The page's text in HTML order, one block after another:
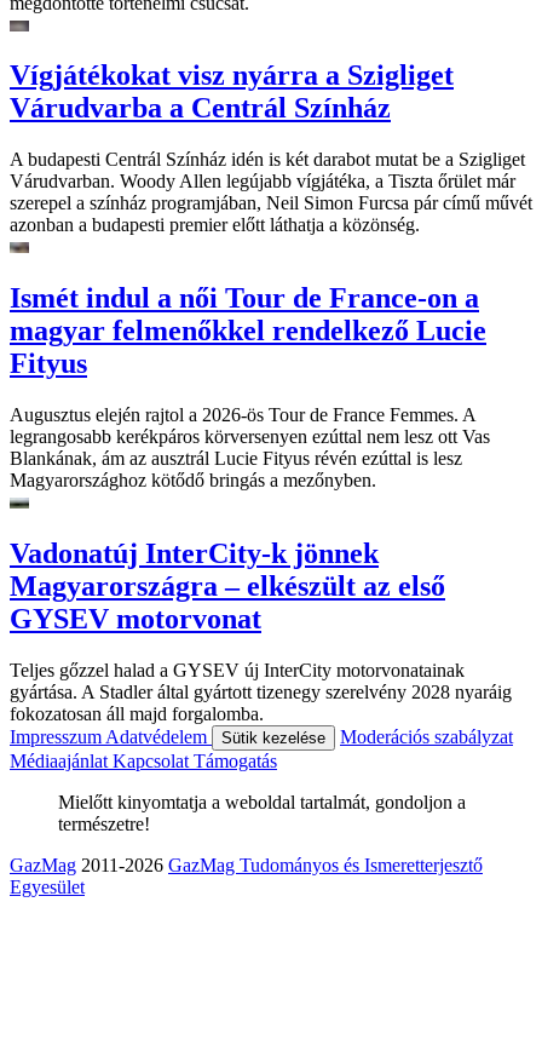
Vígjátékokat visz nyárra a Szigliget
Várudvarba a Centrál Színház
A budapesti Centrál Színház idén is két darabot mutat be a Szigliget
Várudvarban. Woody Allen legújabb vígjátéka, a Tiszta őrület már
szerepel a színház programjában, Neil Simon Furcsa pár című művét
azonban a budapesti premier előtt láthatja a közönség.
Ismét indul a női Tour de France-on a
magyar felmenőkkel rendelkező Lucie
Fityus
Augusztus elején rajtol a 2026-ös Tour de France Femmes. A
legrangosabb kerékpáros körversenyen ezúttal nem lesz ott Vas
Blankának, ám az ausztrál Lucie Fityus révén ezúttal is lesz
Magyarországhoz kötődő bringás a mezőnyben.
Vadonatúj InterCity-k jönnek
Magyarországra – elkészült az első
GYSEV motorvonat
Teljes gőzzel halad a GYSEV új InterCity motorvonatainak
gyártása. A Stadler által gyártott tizenegy szerelvény 2028 nyaráig
fokozatosan áll majd forgalomba.
Impresszum Adatvédelem Sütik kezelése
Moderációs szabályzat
Médiaajánlat Kapcsolat Támogatás
Mielőtt kinyomtatja a weboldal tartalmát, gondoljon a
természetre!
GazMag 2011-2026 GazMag Tudományos és Ismeretterjesztő
Egyesület